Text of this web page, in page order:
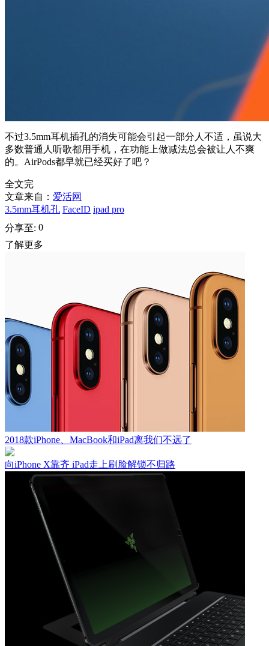
不过3.5mm耳机插孔的消失可能会引起一部分人不适，虽说大
多数普通人听歌都用手机，在功能上做减法总会被让人不爽
的。AirPods都早就已经买好了吧？
全文完
文章来自： 爱活网
3.5mm耳机孔 FaceID ipad pro
分享至: 0
了解更多
2018款iPhone、MacBook和iPad离我们不远了
向iPhone X靠齐 iPad走上刷脸解锁不归路